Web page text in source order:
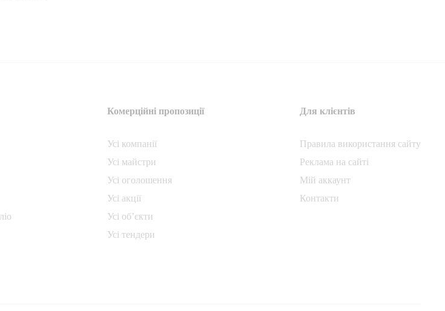
Комерційні пропозиції
Усі компанії
Усі майстри
Усі оголошення
Усі акції
Усі об’єкти
Усі тендери
Для клієнтів
Правила використання сайту
Реклама на сайті
Мій аккаунт
Контакти